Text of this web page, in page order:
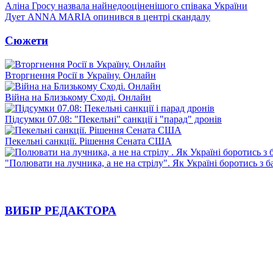
Аліна Гросу назвала найнедооціненішого співака України
Дует ANNA MARIA опинився в центрі скандалу
Сюжети
Вторгнення Росії в Україну. Онлайн
Війна на Близькому Сході. Онлайн
Підсумки 07.08: "Пекельні" санкції і "парад" дронів
Пекельні санкції. Рішення Сената США
"Полювати на лучника, а не на стрілу". Як Україні боротись з
ВИБІР РЕДАКТОРА